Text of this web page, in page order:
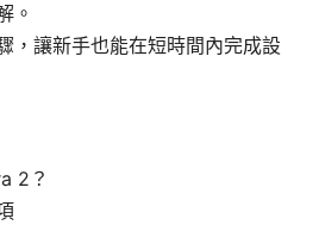
。
，讓新手也能在短時間內完成設
2？